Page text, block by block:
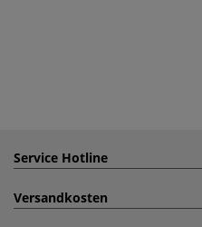
Service Hotline
Versandkosten